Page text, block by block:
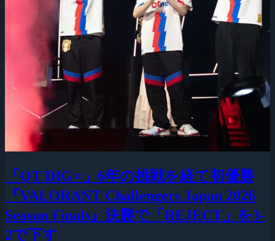
「QT DIG∞」6年の挑戦を経て初優勝
『VALORANT Challengers Japan 2026
Season Finals』決勝で「REJECT」を3-
2で下す